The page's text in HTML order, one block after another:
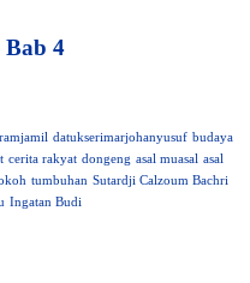
4
datukserimarjohanyusuf budaya
cerita rakyat dongeng asal muasal asal
tumbuhan Sutardji Calzoum Bachri
Ingatan Budi